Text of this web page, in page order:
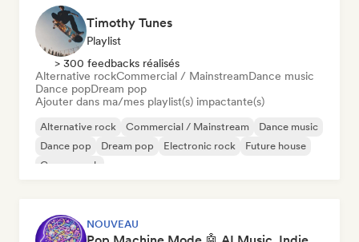
Timothy Tunes
Playlist
> 300 feedbacks réalisés
Alternative rockCommercial / MainstreamDance music
Dance popDream pop
Ajouter dans ma/mes playlist(s) impactante(s)
Alternative rock Commercial / Mainstream
Dance music
Dance pop
Dream pop Electronic rock
Future house
Garage rock
NOUVEAU